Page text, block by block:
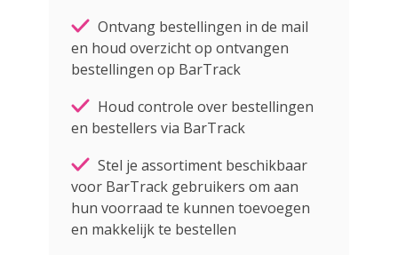
Ontvang bestellingen in de mail
en houd overzicht op ontvangen
bestellingen op BarTrack
Houd controle over bestellingen
en bestellers via BarTrack
Stel je assortiment beschikbaar
voor BarTrack gebruikers om aan
hun voorraad te kunnen toevoegen
en makkelijk te bestellen